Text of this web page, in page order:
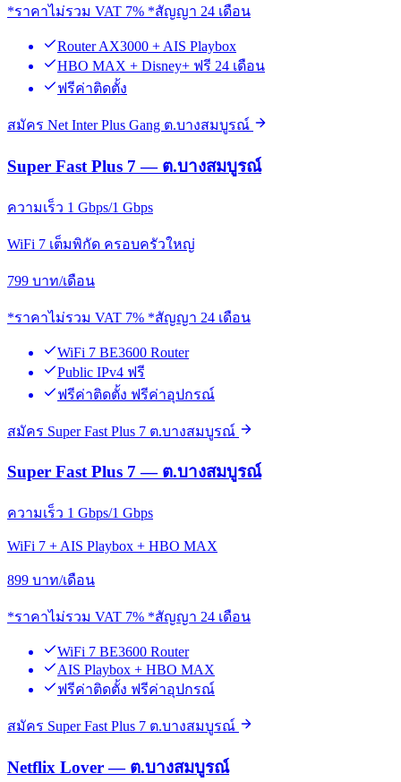
*ราคาไม่รวม VAT 7% *สัญญา 24 เดือน
Router AX3000 + AIS Playbox
HBO MAX + Disney+ ฟรี 24 เดือน
ฟรีค่าติดตั้ง
สมัคร Net Inter Plus Gang ต.บางสมบูรณ์
Super Fast Plus 7 — ต.บางสมบูรณ์
ความเร็ว 1 Gbps/1 Gbps
WiFi 7 เต็มพิกัด ครอบครัวใหญ่
799 บาท/เดือน
*ราคาไม่รวม VAT 7% *สัญญา 24 เดือน
WiFi 7 BE3600 Router
Public IPv4 ฟรี
ฟรีค่าติดตั้ง ฟรีค่าอุปกรณ์
สมัคร Super Fast Plus 7 ต.บางสมบูรณ์
Super Fast Plus 7 — ต.บางสมบูรณ์
ความเร็ว 1 Gbps/1 Gbps
WiFi 7 + AIS Playbox + HBO MAX
899 บาท/เดือน
*ราคาไม่รวม VAT 7% *สัญญา 24 เดือน
WiFi 7 BE3600 Router
AIS Playbox + HBO MAX
ฟรีค่าติดตั้ง ฟรีค่าอุปกรณ์
สมัคร Super Fast Plus 7 ต.บางสมบูรณ์
Netflix Lover — ต.บางสมบูรณ์